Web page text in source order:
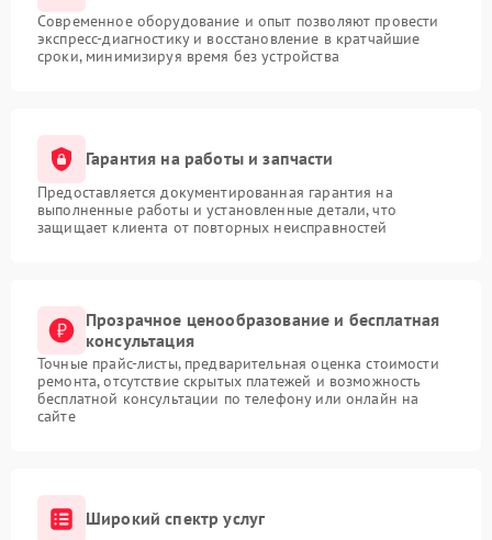
Современное оборудование и опыт позволяют провести
экспресс-диагностику и восстановление в кратчайшие
сроки, минимизируя время без устройства
Гарантия на работы и запчасти
Предоставляется документированная гарантия на
выполненные работы и установленные детали, что
защищает клиента от повторных неисправностей
Прозрачное ценообразование и бесплатная
консультация
Точные прайс-листы, предварительная оценка стоимости
ремонта, отсутствие скрытых платежей и возможность
бесплатной консультации по телефону или онлайн на
сайте
Широкий спектр услуг